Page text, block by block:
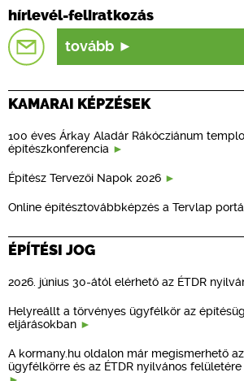
hírlevél-feliratkozás
tovább
KAMARAI KÉPZÉSEK
100 éves Árkay Aladár Rákócziánum
építészkonferencia
Építész Tervezői Napok 2026
Online építésztovábbképzés a Tervlap
ÉPÍTÉSI JOG
2026. június 30-ától elérhető az ÉTDR
Helyreállt a törvényes ügyfélkör az
eljárásokban
A kormany.hu oldalon már megismerhető
ügyfélkörre és az ÉTDR nyilvános